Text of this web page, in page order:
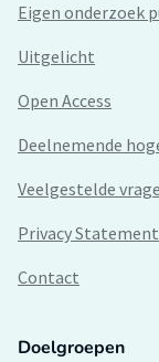
Eigen onderzoek
Uitgelicht
Open Access
Deelnemende
Veelgestelde
Privacy Statement
Contact
Doelgroepen